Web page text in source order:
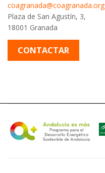
coagranada@coagranada.org
Plaza de San Agustín, 3,
18001 Granada
CONTACTAR